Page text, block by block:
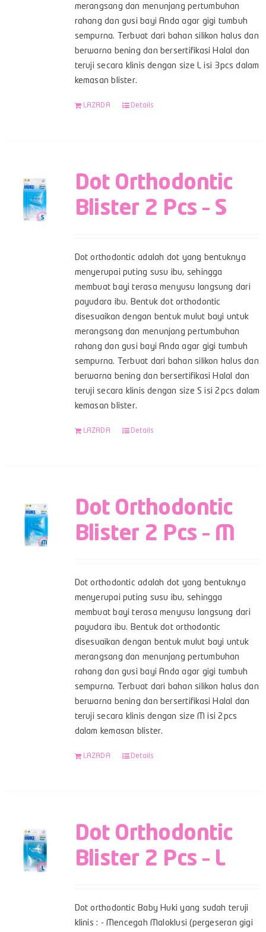
merangsang dan menunjang pertumbuhan
rahang dan gusi bayi Anda agar gigi tumbuh
sempurna. Terbuat dari bahan silikon halus dan
berwarna bening dan bersertifikasi Halal dan
teruji secara klinis dengan size L isi 3pcs dalam
kemasan blister.
LAZADA Details
Dot Orthodontic
Blister 2 Pcs – S
Dot orthodontic adalah dot yang bentuknya
menyerupai puting susu ibu, sehingga
membuat bayi terasa menyusu langsung dari
payudara ibu. Bentuk dot orthodontic
disesuaikan dengan bentuk mulut bayi untuk
merangsang dan menunjang pertumbuhan
rahang dan gusi bayi Anda agar gigi tumbuh
sempurna. Terbuat dari bahan silikon halus dan
berwarna bening dan bersertifikasi Halal dan
teruji secara klinis dengan size S isi 2pcs dalam
kemasan blister.
LAZADA Details
Dot Orthodontic
Blister 2 Pcs – M
Dot orthodontic adalah dot yang bentuknya
menyerupai puting susu ibu, sehingga
membuat bayi terasa menyusu langsung dari
payudara ibu. Bentuk dot orthodontic
disesuaikan dengan bentuk mulut bayi untuk
merangsang dan menunjang pertumbuhan
rahang dan gusi bayi Anda agar gigi tumbuh
sempurna. Terbuat dari bahan silikon halus dan
berwarna bening dan bersertifikasi Halal dan
teruji secara klinis dengan size M isi 2pcs
dalam kemasan blister.
LAZADA Details
Dot Orthodontic
Blister 2 Pcs – L
Dot orthodontic Baby Huki yang sudah teruji
klinis : - Mencegah Maloklusi (pergeseran gigi